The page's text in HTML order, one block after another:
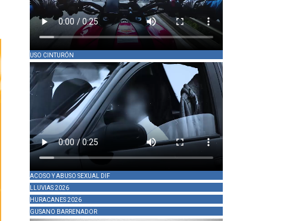
USO CINTURÓN
ACOSO Y ABUSO SEXUAL DIF
LLUVIAS 2026
HURACANES 2026
GUSANO BARRENADOR